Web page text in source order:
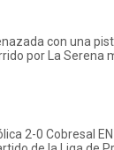
con una
por La Serena
2-0 Cobresal